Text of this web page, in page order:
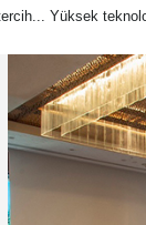
Yüksek